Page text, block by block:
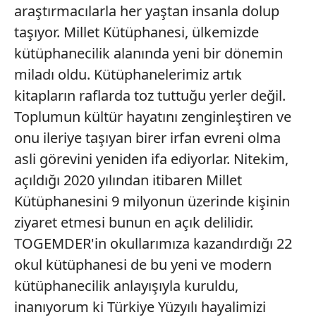
kullanılmaktadır. Bu çerezler vasıtasıyla çeşitli kişisel
verileriniz işlenmekte olup gerekli olan çerezler bilgi
toplumu hizmetlerinin sunulması amacıyla
kullanılmaktadır. Diğer çerezler, sitemizin daha işlevsel
kılınması ve kişiselleştirilmesi ve sizlere yönelik
reklam/pazarlama faaliyetlerinin yapılması, amaçlarıyla
sınırlı olarak açık rızanız dahilinde kullanılacaktır.
Çerezlere ilişkin tercihlerinizi aşağıda yer alan panel
vasıtasıyla belirleyebilirsiniz. Çerezlere ilişkin detaylı bilgi
için Ayarlar butonuna tıklayabilir,Çerez Bilgilendirme
Metnimizi
ziyaret edebilirsiniz.
6698 sayılı Kişisel Verilerin Korunması Kanunu uyarınca
hazırlanmış Aydınlatma Metnimizi okumak ve sitemizde
ilgili mevzuata uygun olarak kullanılan çerezlerle ilgili bilgi
almak için lütfentıklayınız
araştırmacılarla her yaştan insanla dolup
taşıyor. Millet Kütüphanesi, ülkemizde
kütüphanecilik alanında yeni bir dönemin
miladı oldu. Kütüphanelerimiz artık
kitapların raflarda toz tuttuğu yerler değil.
Toplumun kültür hayatını zenginleştiren ve
onu ileriye taşıyan birer irfan evreni olma
asli görevini yeniden ifa ediyorlar. Nitekim,
açıldığı 2020 yılından itibaren Millet
Kütüphanesini 9 milyonun üzerinde kişinin
ziyaret etmesi bunun en açık delilidir.
TOGEMDER'in okullarımıza kazandırdığı 22
okul kütüphanesi de bu yeni ve modern
kütüphanecilik anlayışıyla kuruldu,
inanıyorum ki Türkiye Yüzyılı hayalimizi